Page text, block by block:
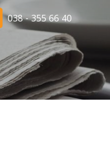
038 - 355 66 40